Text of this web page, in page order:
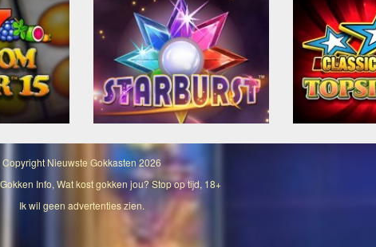
Copyright Nieuwste Gokkasten2026
Info, Wat kost gokken jou? Stop op tijd, 18+
Ik wil geen advertenties zien.